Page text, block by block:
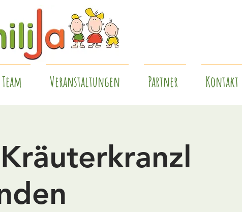
Team Veranstaltungen Partner Kontakt